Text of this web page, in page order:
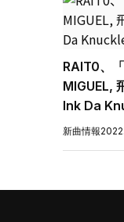
RAIT0、
MIGUEL,
Ink Da
新曲情報